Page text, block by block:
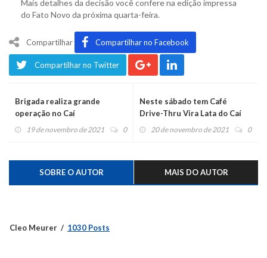
Mais detalhes da decisão você confere na edição impressa
do Fato Novo da próxima quarta-feira.
Compartilhar Compartilhar no Facebook
Compartilhar no Twitter
Brigada realiza grande
operação no Caí
19 de novembro de 2021 0
Neste sábado tem Café
Drive-Thru Vira Lata do Caí
20 de novembro de 2021 0
SOBRE O AUTOR MAIS DO AUTOR
Cleo Meurer 1030 Posts